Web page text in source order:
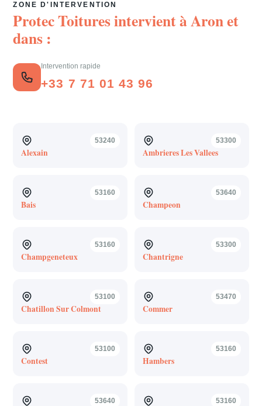
ZONE D'INTERVENTION
Protec Toitures intervient àAronet
dans :
Intervention rapide
+33 7 71 01 43 96
53240
Alexain
53300
Ambrieres Les Vallees
53160
Bais
53640
Champeon
53160
Champgeneteux
53300
Chantrigne
53100
Chatillon Sur Colmont
53470
Commer
53100
Contest
53160
Hambers
53640 53160